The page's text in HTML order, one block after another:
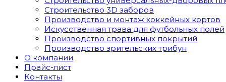
Строительство 3D заборов
Производство и монтаж хоккейных кортов
Искусственная трава для футбольных полей
Производство спортивных покрытий
Производство зрительских трибун
О компании
Прайс-лист
Контакты